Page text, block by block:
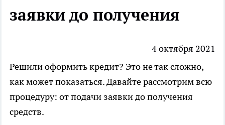
заявки до получения
4 октября 2021
Решилиоформить кредит? Это не так сложно,
как может показаться. Давайте рассмотрим всю
процедуру: от подачи заявки до получения
средств.